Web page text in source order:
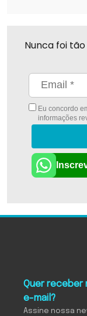
Nunca foi
Eu concordo
informações
Quer receber
e-mail?
Assine nossa